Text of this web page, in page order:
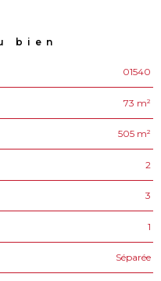
bien
01540
73 m²
505 m²
2
3
1
Séparée